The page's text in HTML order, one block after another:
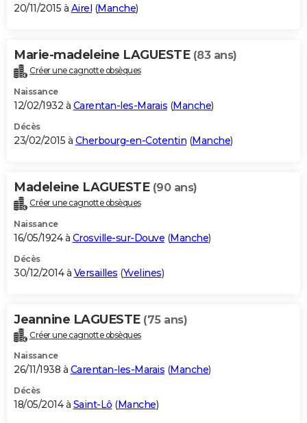
20/11/2015 à Airel (Manche)
Marie-madeleine LAGUESTE (83 ans)
Créer une cagnotte obsèques
Naissance
12/02/1932 à Carentan-les-Marais (Manche)
Décès
23/02/2015 à Cherbourg-en-Cotentin (Manche)
Madeleine LAGUESTE (90 ans)
Créer une cagnotte obsèques
Naissance
16/05/1924 à Crosville-sur-Douve (Manche)
Décès
30/12/2014 à Versailles (Yvelines)
Jeannine LAGUESTE (75 ans)
Créer une cagnotte obsèques
Naissance
26/11/1938 à Carentan-les-Marais (Manche)
Décès
18/05/2014 à Saint-Lô (Manche)